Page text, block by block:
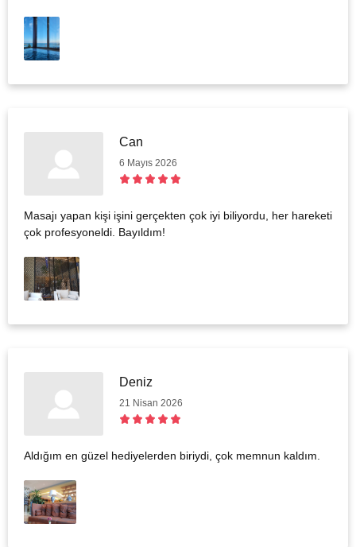
Can
6 Mayıs 2026
Masajı yapan kişi işini gerçekten çok iyi biliyordu, her hareketi
çok profesyoneldi. Bayıldım!
Deniz
21 Nisan 2026
Aldığım en güzel hediyelerden biriydi, çok memnun kaldım.